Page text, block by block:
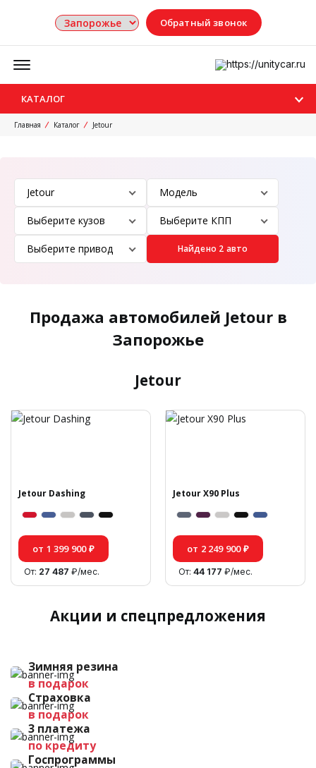
Обратный звонок
КАТАЛОГ
Главная Каталог Jetour
Найдено 2 авто
Продажа автомобилей Jetour в
Запорожье
Jetour
Jetour Dashing
от 1 399 900 ₽
От: 27 487 ₽/мес.
Jetour X90 Plus
от 2 249 900 ₽
От: 44 177 ₽/мес.
Акции и спецпредложения
Зимняя резина
в подарок
Страховка
в подарок
3 платежа
по кредиту
Госпрограммы